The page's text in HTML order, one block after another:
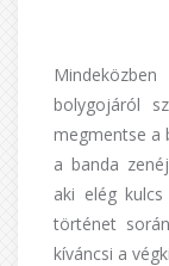
bolygojáról
megmentse a
a banda
aki elég
történet
kíváncsi a